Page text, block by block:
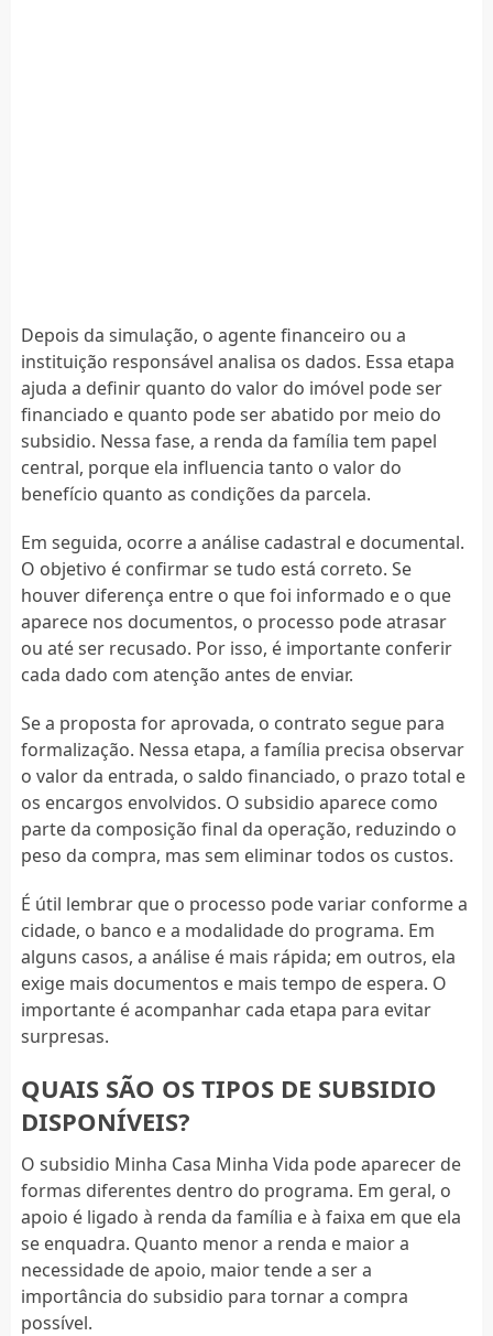
Depois da simulação, o agente financeiro ou a
instituição responsável analisa os dados. Essa etapa
ajuda a definir quanto do valor do imóvel pode ser
financiado e quanto pode ser abatido por meio do
subsidio. Nessa fase, a renda da família tem papel
central, porque ela influencia tanto o valor do
benefício quanto as condições da parcela.
Em seguida, ocorre a análise cadastral e documental.
O objetivo é confirmar se tudo está correto. Se
houver diferença entre o que foi informado e o que
aparece nos documentos, o processo pode atrasar
ou até ser recusado. Por isso, é importante conferir
cada dado com atenção antes de enviar.
Se a proposta for aprovada, o contrato segue para
formalização. Nessa etapa, a família precisa observar
o valor da entrada, o saldo financiado, o prazo total e
os encargos envolvidos. O subsidio aparece como
parte da composição final da operação, reduzindo o
peso da compra, mas sem eliminar todos os custos.
É útil lembrar que o processo pode variar conforme a
cidade, o banco e a modalidade do programa. Em
alguns casos, a análise é mais rápida; em outros, ela
exige mais documentos e mais tempo de espera. O
importante é acompanhar cada etapa para evitar
surpresas.
QUAIS SÃO OS TIPOS DE SUBSIDIO
DISPONÍVEIS?
O subsidio Minha Casa Minha Vida pode aparecer de
formas diferentes dentro do programa. Em geral, o
apoio é ligado à renda da família e à faixa em que ela
se enquadra. Quanto menor a renda e maior a
necessidade de apoio, maior tende a ser a
importância do subsidio para tornar a compra
possível.